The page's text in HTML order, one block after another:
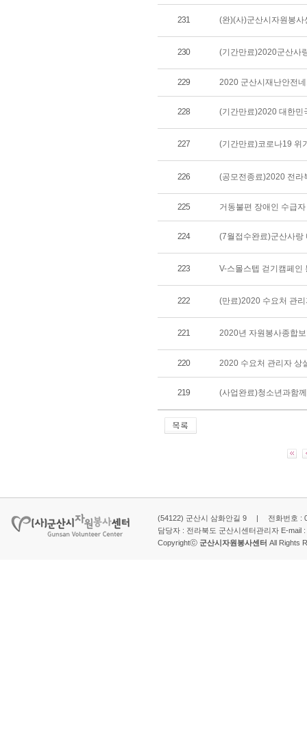
231 (완)(사)군산시자원봉
230 (기간만료)2020군산사
229 2020 군산시재난안전
228 (기간만료)2020 대한민
227 (기간만료)코로나19 위
226 (공모전종료)2020 전라
225 거동불편 장애인 수급
224 (7월접수완료)군산사랑
223 V-스몰스텝 걷기캠페인
222 (만료)2020 수요처 관
221 2020년 자원봉사종합
220 2020 수요처 관리자 상
219 (사업완료)청소년과함
(54122) 군산시 삼화안길 9 | 전화번호 :
담당자 : 전라북도 군산시센터관리자 E-mail :
Copyrightⓒ 군산시자원봉사센터 All Rights